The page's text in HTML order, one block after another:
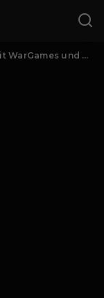
und mehr erhältlich